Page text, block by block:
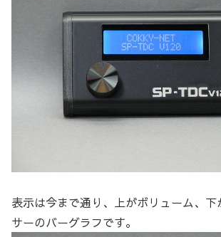
表示は今まで通り、上がボリューム、下
サーのバーグラフです。